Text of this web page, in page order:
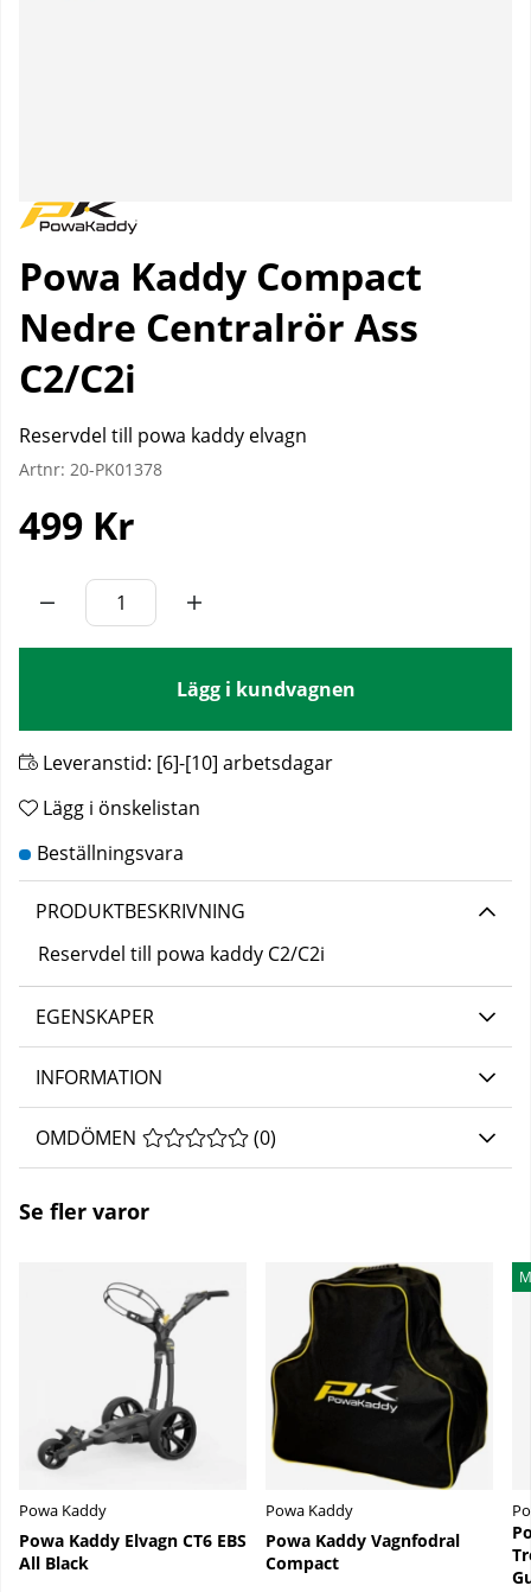
Powa Kaddy Compact
Nedre Centralrör Ass
C2/C2i
Reservdel till powa kaddy elvagn
Artnr: 20-PK01378
499 Kr
Lägg i kundvagnen
Leveranstid: [6]-[10] arbetsdagar
Lägg i önskelistan
PRODUKTBESKRIVNING
Reservdel till powa kaddy C2/C2i
EGENSKAPER
INFORMATION
OMDÖMEN MEDELBETYG 0 AV 5 ANTAL BETYG 0
(0)
Se fler varor
Powa Kaddy
Powa Kaddy Elvagn CT6 EBS
All Black
Powa Kaddy
Powa Kaddy Vagnfodral
Compact